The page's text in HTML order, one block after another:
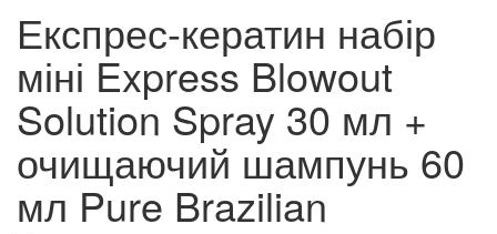
Експрес-кератин набір
міні Express Blowout
Solution Spray 30 мл +
очищаючий шампунь 60
мл Pure Brazilian